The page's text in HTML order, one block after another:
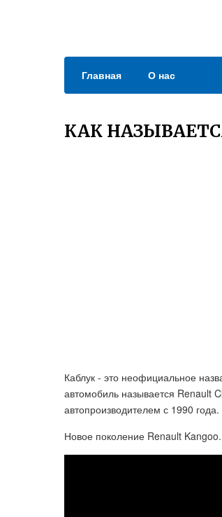
Главная О нас
КАК
Каблук - это неофициальное
автомобиль называется Renault
автопроизводителем с 1990 года.
Новое поколение Renault